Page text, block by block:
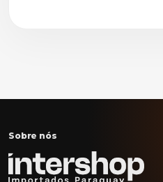
Sobre nós